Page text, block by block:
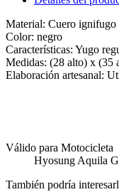
Material: Cuero ignifugo
Color: negro
Características: Yugo
Medidas: (28 alto) x (35
Elaboración artesanal:
Válido para Motocicleta
Hyosung Aquila
También podría